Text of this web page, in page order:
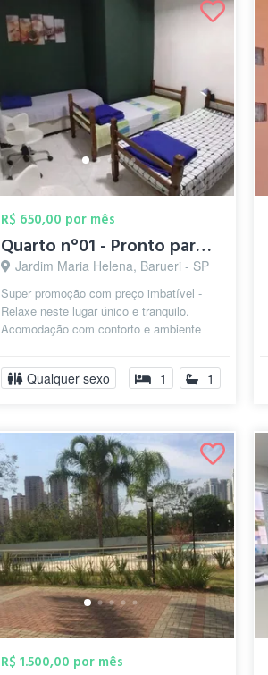
R$ 650,00 por mês
Quarto n°01 - Pronto para morar: Quarto ...
Jardim Maria Helena, Barueri - SP
Super promoção com preço imbatível -
Relaxe neste lugar único e tranquilo.
Acomodação com conforto e ambiente
Qualquer sexo 1 1
R$ 1.500,00 por mês